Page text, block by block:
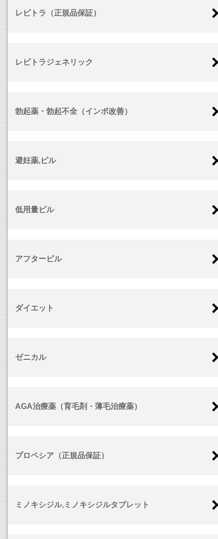
レビトラ（正規品保証）
レビトラジェネリック
勃起薬・勃起不全（インポ改善）
避妊薬,ピル
低用量ピル
アフターピル
ダイエット
ゼニカル
AGA治療薬（育毛剤・薄毛治療薬）
プロペシア（正規品保証）
ミノキシジル,ミノキシジルタブレット